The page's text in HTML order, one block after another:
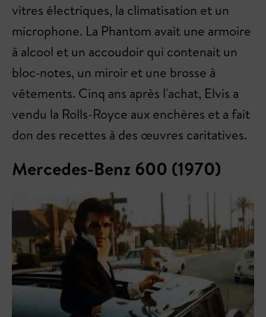
vitres électriques, la climatisation et un
microphone. La Phantom avait une armoire
à alcool et un accoudoir qui contenait un
bloc-notes, un miroir et une brosse à
vêtements. Cinq ans après l'achat, Elvis a
vendu la Rolls-Royce aux enchères et a fait
don des recettes à des œuvres caritatives.
Mercedes-Benz 600 (1970)